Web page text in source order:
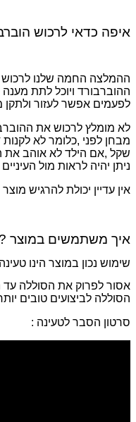
איפה כדאי לרכוש
ההמלצה החמה שלנו לרכוש
ההוברבורד ויוכל לתת
לפעמים אפשר לעזור ולתקן
לא מומלץ לרכוש את
מבחן לפני ,כלומר לא
שקל ,אם הילד לא אוהב את
ניתן יהיה לראות מול
אין עדיין יכולת להרגיש
איך משתמשים במוצר ?
שימוש נכון במוצר הינו
אסור לפרוק את הסוללה עד
הסוללה לביצועים טובים
סרטון הסבר לטעינה :